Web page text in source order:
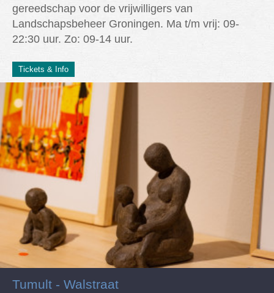
gereedschap voor de vrijwilligers van
Landschapsbeheer Groningen. Ma t/m vrij: 09-
22:30 uur. Zo: 09-14 uur.
Tickets & Info
Tumult - Walstraat